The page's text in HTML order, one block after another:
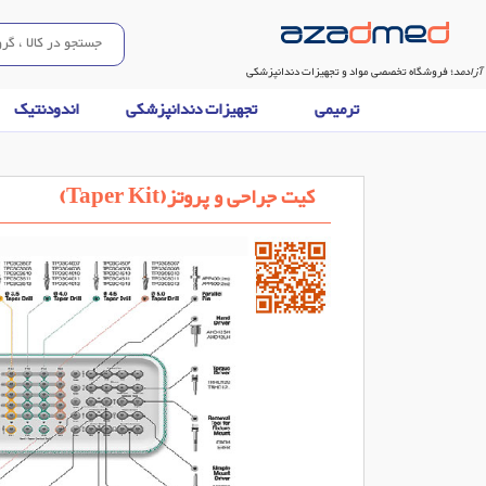
آزادمد؛ فروشگاه تخصصی مواد و تجهیزات دندانپزشکی
ترمیمی تجهیزات دندانپزشکی اندودنتیک
کیت جراحی و پروتز(Taper Kit)